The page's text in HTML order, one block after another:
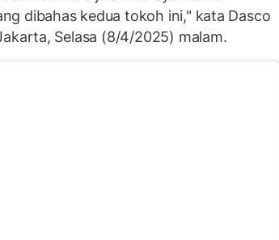
dibahas kedua tokoh ini," kata Dasco
Selasa (8/4/2025) malam.